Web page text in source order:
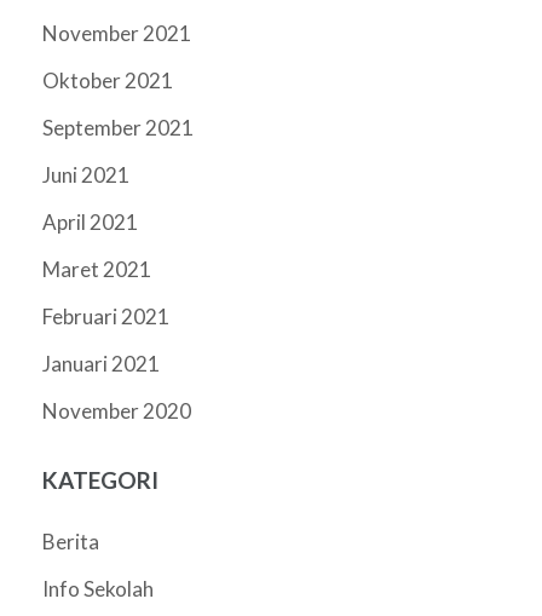
November 2021
Oktober 2021
September 2021
Juni 2021
April 2021
Maret 2021
Februari 2021
Januari 2021
November 2020
KATEGORI
Berita
Info Sekolah